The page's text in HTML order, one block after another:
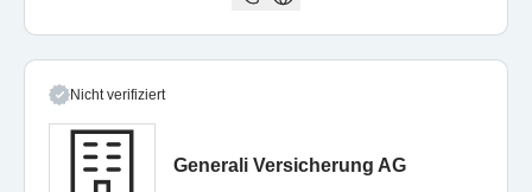
Nicht verifiziert
Generali Versicherung AG